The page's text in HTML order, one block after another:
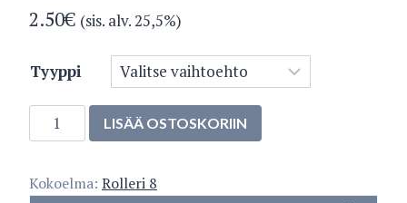
2.50€ (sis. alv. 25,5%)
Tyyppi
5211-
1
LISÄÄ OSTOSKORIIN
Kokoelma: Rolleri 8